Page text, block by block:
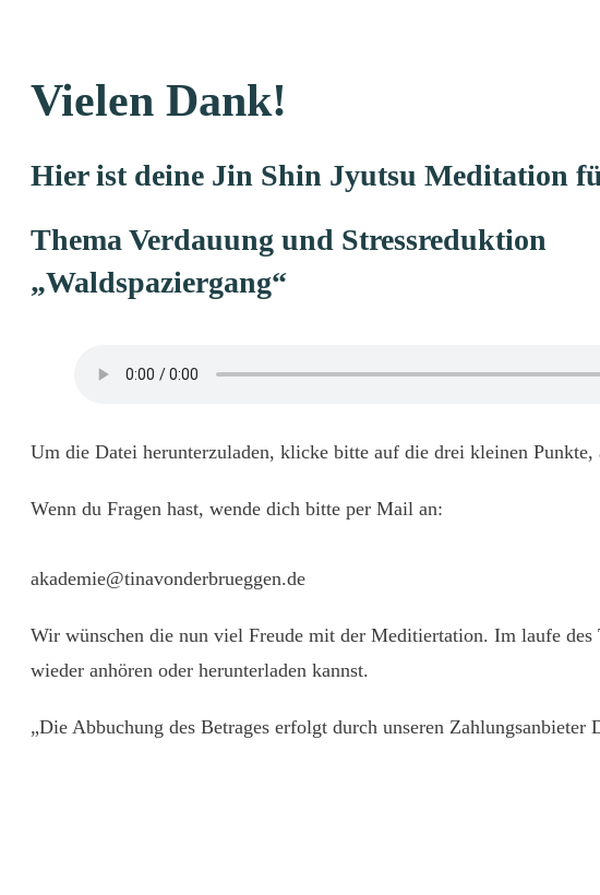
Vielen Dank!
Hier ist deine Jin Shin Jyutsu Meditation
Thema Verdauung und Stressreduktion
„Waldspaziergang“
Um die Datei herunterzuladen, klicke bitte auf die drei kleinen Punkte,
Wenn du Fragen hast, wende dich bitte per Mail an:
akademie@tinavonderbrueggen.de
Wir wünschen die nun viel Freude mit der Meditiertation. Im laufe
wieder anhören oder herunterladen kannst.
„Die Abbuchung des Betrages erfolgt durch unseren Zahlungsanbieter